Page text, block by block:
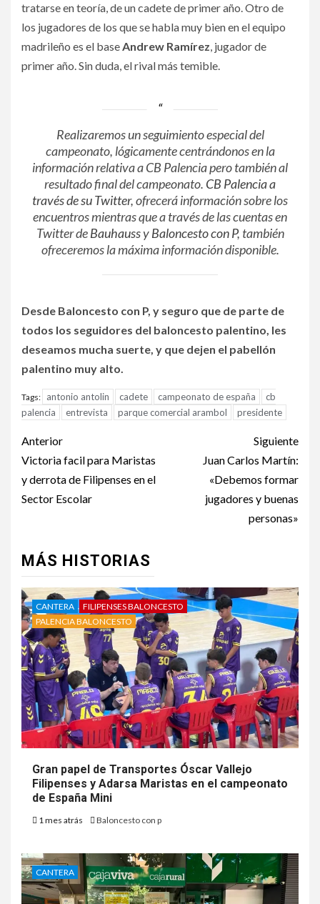
tratarse en teoría, de un cadete de primer año. Otro de
los jugadores de los que se habla muy bien en el equipo
madrileño es el baseAndrew Ramírez, jugador de
primer año. Sin duda, el rival más temible.
Realizaremos un seguimiento especial del
campeonato, lógicamente centrándonos en la
información relativa a CB Palencia pero también al
resultado final del campeonato. CB Palencia a
través de su Twitter, ofrecerá información sobre los
encuentros mientras que a través de las cuentas en
Twitter deBauhaussyBaloncesto con P, también
ofreceremos la máxima información disponible.
Desde Baloncesto con P, y seguro que de parte de
todos los seguidores del baloncesto palentino, les
deseamos mucha suerte, y que dejen el pabellón
palentino muy alto.
Tags: antonio antolin cadete campeonato de españa
cb
palencia
entrevista parque comercial arambol presidente
Anterior
Victoria facil para Maristas
y derrota de Filipenses en el
Sector Escolar
Siguiente
Juan Carlos Martín:
«Debemos formar
jugadores y buenas
personas»
MÁS HISTORIAS
CANTERA
FILIPENSES BALONCESTO
PALENCIA BALONCESTO
Gran papel de Transportes Óscar Vallejo
Filipenses y Adarsa Maristas en el campeonato
de España Mini
1 mes atrás Baloncesto con p
CANTERA